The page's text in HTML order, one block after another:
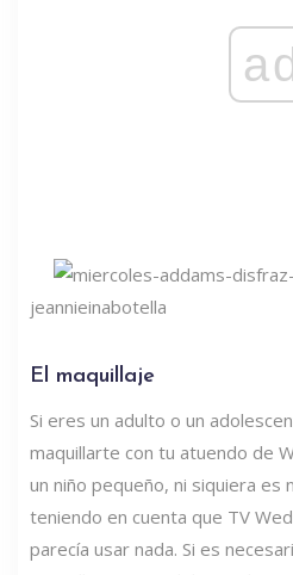
jeannieinabotella
El maquillaje
Si eres un adulto o un
maquillarte con tu atuendo de
un niño pequeño, ni siquiera es
teniendo en cuenta que TV
parecía usar nada. Si es